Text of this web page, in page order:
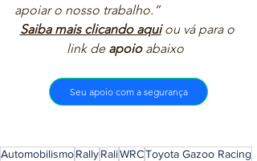
apoiar o nosso trabalho.”
Saiba mais clicando aqui ou vá para o
link de apoio abaixo
Seu apoio com a segurança
AutomobilismoRallyRaliWRCToyota Gazoo Racing